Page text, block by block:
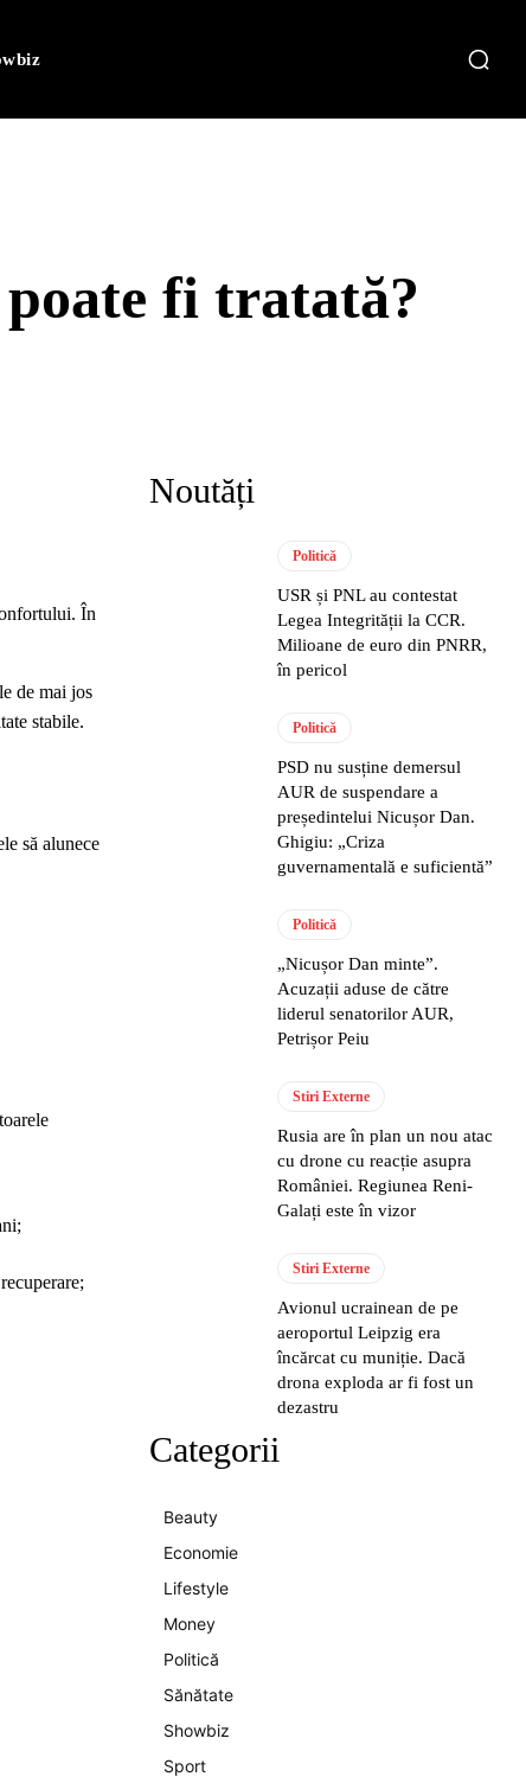
fi tratată?
În
de mai jos
stabile.
să alunece
Noutăți
Politică
USR și PNL au contestat
Legea Integrității la CCR.
Milioane de euro din PNRR,
în pericol
Politică
PSD nu susține demersul
AUR de suspendare a
președintelui Nicușor Dan.
Ghigiu: „Criza
guvernamentală e suficientă”
Politică
„Nicușor Dan minte”.
Acuzații aduse de către
liderul senatorilor AUR,
Petrișor Peiu
Stiri Externe
Rusia are în plan un nou atac
cu drone cu reacție asupra
României. Regiunea Reni-
Galați este în vizor
Stiri Externe
Avionul ucrainean de pe
aeroportul Leipzig era
încărcat cu muniție. Dacă
drona exploda ar fi fost un
dezastru
Categorii
Beauty
Economie
Lifestyle
Money
Politică
Sănătate
Showbiz
Sport